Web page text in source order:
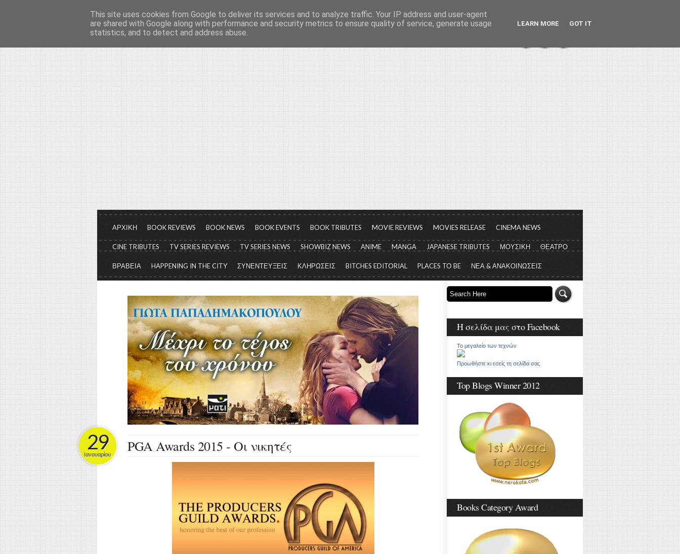
Το μεγαλείο των Τεχνών...
Είμαστε πάντα εδώ για να μιλάμε για τον πολιτισμό, σε κάθε του μορφή και έκταση...
ΑΡΧΙΚΗ BOOK REVIEWS BOOK NEWS BOOK EVENTS BOOK TRIBUTES MOVIE REVIEWS MOVIES RELEASE CINEMA NEWS
CINE TRIBUTES TV SERIES REVIEWS TV SERIES NEWS SHOWBIZ NEWS ANIME MANGA JAPANESE TRIBUTES ΜΟΥΣΙΚΗ ΘΕΑΤΡΟ
ΒΡΑΒΕΙΑ HAPPENING IN THE CITY ΣΥΝΕΝΤΕΥΞΕΙΣ ΚΛΗΡΩΣΕΙΣ BITCHES EDITORIAL PLACES TO BE ΝΕΑ & ΑΝΑΚΟΙΝΩΣΕΙΣ
PGA Awards 2015 - Οι νικητές
29
Ιανουαρίου
Η σελίδα μας στο Facebook
Το μεγαλείο των τεχνών
Προωθήστε κι εσείς τη σελίδα σας
Top Blogs Winner 2012
Books Category Award
This site uses cookies from Google to deliver its services and to analyze traffic. Your IP address and user-agent
are shared with Google along with performance and security metrics to ensure quality of service, generate usage
statistics, and to detect and address abuse.
LEARN MORE GOT IT